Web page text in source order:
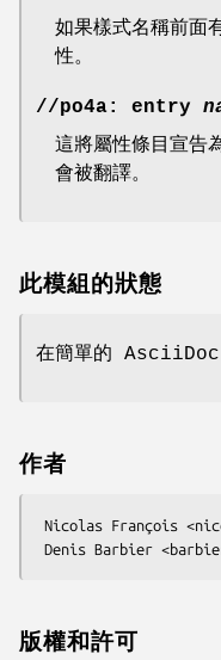
如果樣式名稱前面
性。
//po4a: entry
這將屬性條目宣告
會被翻譯。
此模組的狀態
在簡單的 AsciiDoc
作者
版權和許可